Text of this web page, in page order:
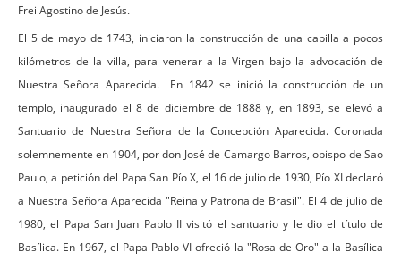
Frei Agostino de Jesús.
El 5 de mayo de 1743, iniciaron la construcción de una capilla a pocos
kilómetros de la villa, para venerar a la Virgen bajo la advocación de
Nuestra Señora Aparecida. En 1842 se inició la construcción de un
templo, inaugurado el 8 de diciembre de 1888 y, en 1893, se elevó a
Santuario de Nuestra Señora de la Concepción Aparecida. Coronada
solemnemente en 1904, por don José de Camargo Barros, obispo de Sao
Paulo, a petición del Papa San Pío X, el 16 de julio de 1930, Pío XI declaró
a Nuestra Señora Aparecida "Reina y Patrona de Brasil". El 4 de julio de
1980, el Papa San Juan Pablo II visitó el santuario y le dio el título de
Basílica. En 1967, el Papa Pablo VI ofreció la "Rosa de Oro" a la Basílica